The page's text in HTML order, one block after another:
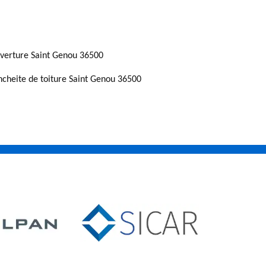
Saint Genou 36500
de toiture Saint Genou 36500